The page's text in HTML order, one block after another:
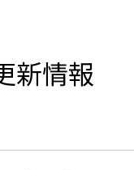
新情報